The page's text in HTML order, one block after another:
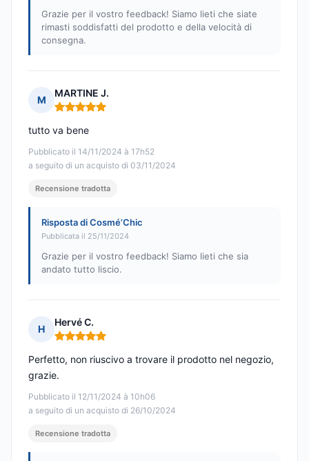
Grazie per il vostro feedback! Siamo lieti che siate
rimasti soddisfatti del prodotto e della velocità di
consegna.
M
MARTINE J.
Nota: 5 su 5
Pubblicato il 14/11/2024 à 17h52
a seguito di un acquisto di 03/11/2024
tutto va bene
Recensione tradotta
Risposta di Cosmé’Chic
Pubblicata il 25/11/2024
Grazie per il vostro feedback! Siamo lieti che sia
andato tutto liscio.
H
Hervé C.
Nota: 5 su 5
Pubblicato il 12/11/2024 à 10h06
a seguito di un acquisto di 26/10/2024
Perfetto, non riuscivo a trovare il prodotto nel negozio,
grazie.
Recensione tradotta